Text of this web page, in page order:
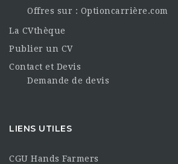
Offres sur : Optioncarrière.com
La CVthèque
Publier un CV
Contact et Devis
Demande de devis
LIENS UTILES
CGU Hands Farmers